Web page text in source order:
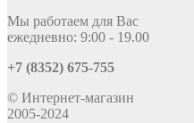
Мы работаем для Вас
ежедневно: 9:00 - 19.00
+7 (8352) 675-755
© Интернет-магазин
2005-2024